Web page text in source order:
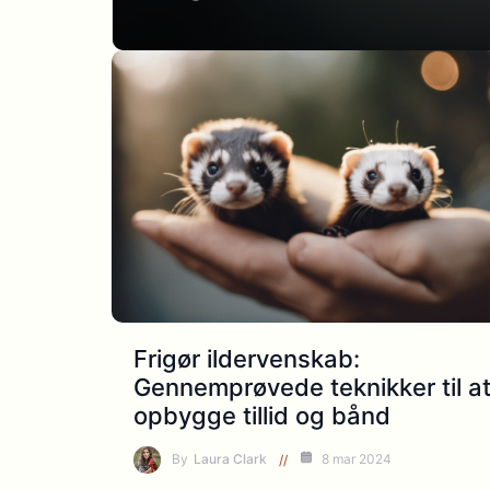
Frigør ildervenskab:
Gennemprøvede teknikker til at
opbygge tillid og bånd
By Laura Clark 8 mar 2024